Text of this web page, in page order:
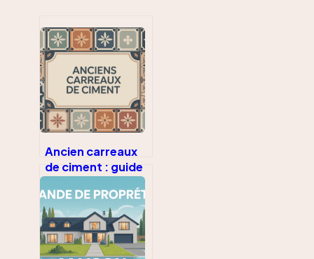
Ancien carreaux
de ciment : guide
valoriser et
préserver ce
patrimoine